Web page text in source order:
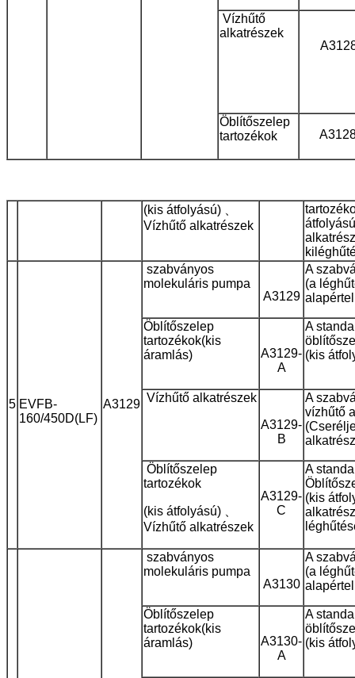
Vízhűtő
alkatrészek
Öblítőszelep
tartozékok
(kis átfolyású) 、
Vízhűtő alkatrészek
ki
5 EVFB-
160/450D(LF)
A3129
szabványos
molekuláris pumpa
A3129
A
(a
Öblítőszelep
tartozékok(kis
áramlás)
A3129-
A
A
(kis
Vízhűtő alkatrészek
A3129-
B
A
vízhűtő
Öblítőszelep
tartozékok
(kis átfolyású) 、
Vízhűtő alkatrészek
A3129-
C
A
(kis
szabványos
molekuláris pumpa
A3130
A
(a
Öblítőszelep
tartozékok(kis
áramlás)
A3130-
A
A
(kis